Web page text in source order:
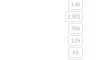
146
2,801
766
129
63